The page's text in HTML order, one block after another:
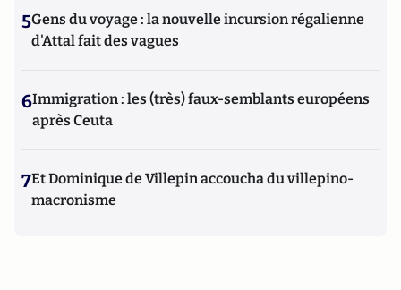
5Gens du voyage : la nouvelle incursion régalienne
d'Attal fait des vagues
6Immigration : les (très) faux-semblants européens
après Ceuta
7Et Dominique de Villepin accoucha du villepino-
macronisme